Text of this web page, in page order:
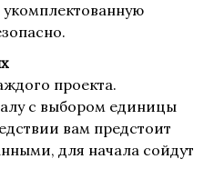
проекта.
с выбором единицы
вам предстоит
для начала сойдут